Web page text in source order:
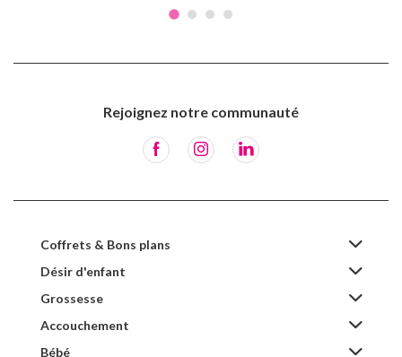
Rejoignez notre communauté
Coffrets & Bons plans
Désir d'enfant
Grossesse
Accouchement
Bébé